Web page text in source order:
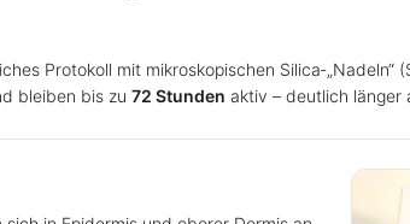
Protokoll mit mikroskopischen
bleiben bis zu 72 Stunden aktiv – deutlich länger